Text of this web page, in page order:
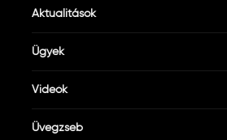
Aktualitások
Ügyek
Videók
Üvegzseb